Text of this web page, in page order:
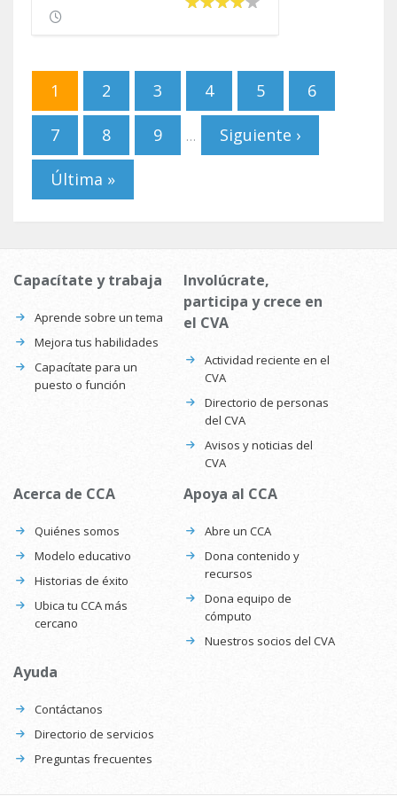
Páginas
1 2 3 4 5 6
7 8 9 … Siguiente ›
Última »
Capacítate y trabaja
Aprende sobre un tema
Mejora tus habilidades
Capacítate para un
puesto o función
Involúcrate,
participa y crece en
el CVA
Actividad reciente en el
CVA
Directorio de personas
del CVA
Avisos y noticias del
CVA
Acerca de CCA
Quiénes somos
Modelo educativo
Historias de éxito
Ubica tu CCA más
cercano
Apoya al CCA
Abre un CCA
Dona contenido y
recursos
Dona equipo de
cómputo
Nuestros socios del CVA
Ayuda
Contáctanos
Directorio de servicios
Preguntas frecuentes